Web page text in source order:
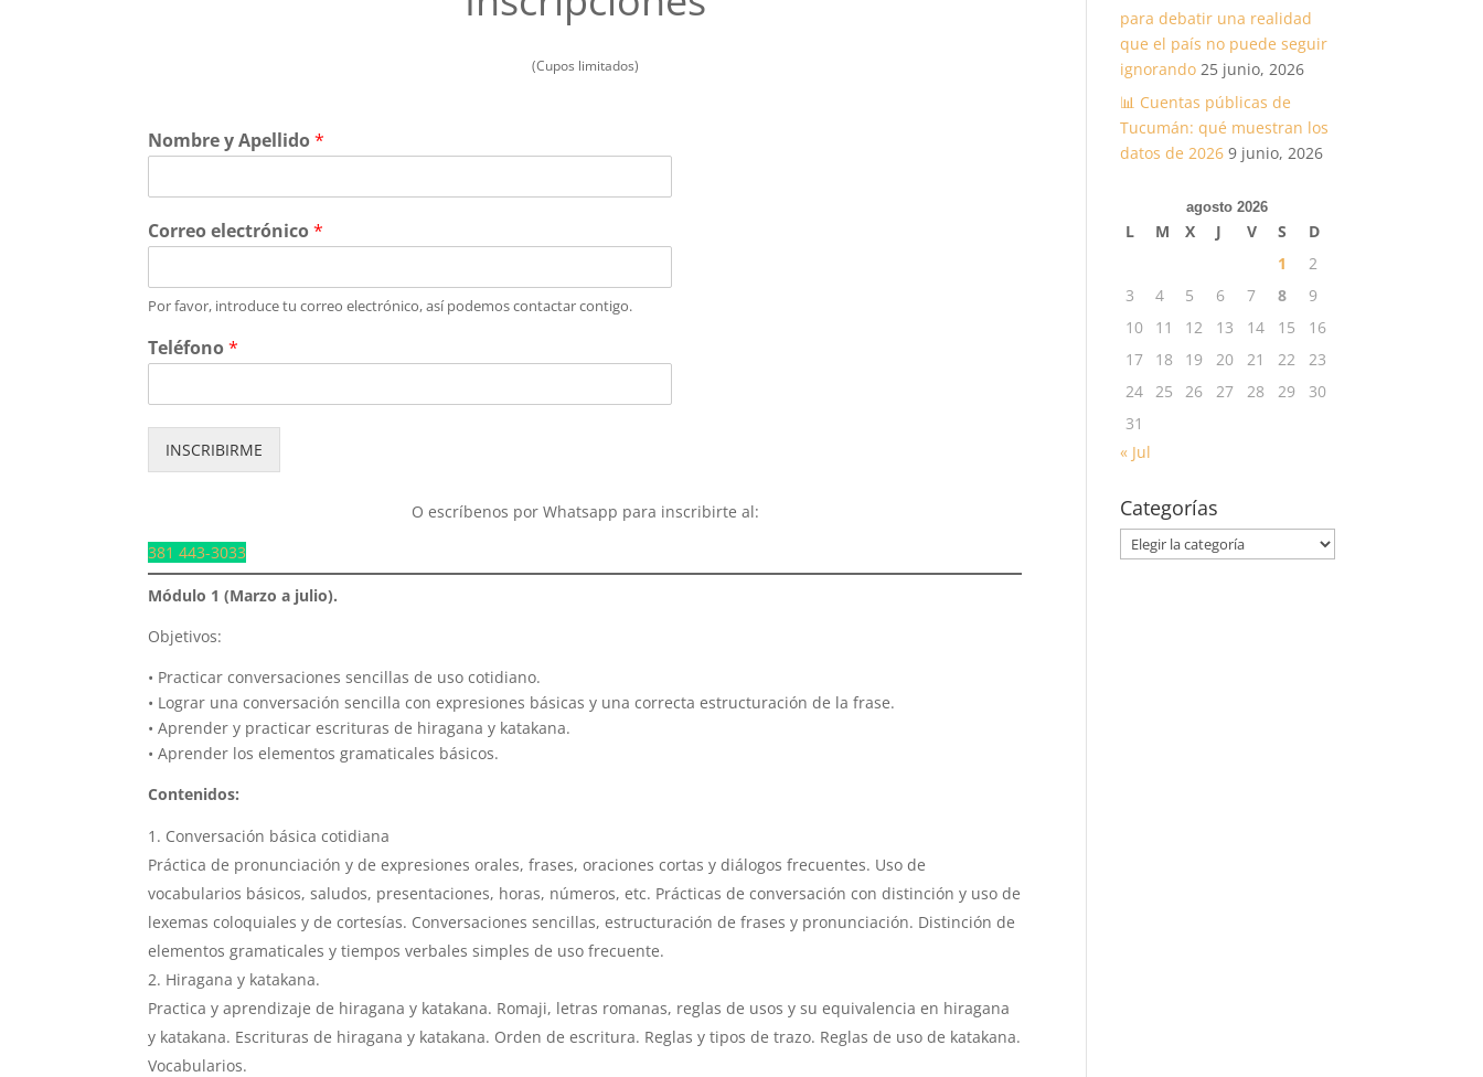
(Cupos limitados)
Nombre y Apellido*
Correo electrónico*
Por favor, introduce tu correo electrónico, así podemos contactar contigo.
Teléfono*
INSCRIBIRME
O escríbenos por Whatsapp para inscribirte al:
381 443-3033
Módulo 1 (Marzo a julio).
Objetivos:
• Practicar conversaciones sencillas de uso cotidiano.
• Lograr una conversación sencilla con expresiones básicas y una correcta estructuración de la frase.
• Aprender y practicar escrituras de hiragana y katakana.
• Aprender los elementos gramaticales básicos.
Contenidos:
Conversación básica cotidiana
Práctica de pronunciación y de expresiones orales, frases, oraciones cortas y diálogos frecuentes. Uso de
vocabularios básicos, saludos, presentaciones, horas, números, etc. Prácticas de conversación con distinción y uso de
lexemas coloquiales y de cortesías. Conversaciones sencillas, estructuración de frases y pronunciación. Distinción de
elementos gramaticales y tiempos verbales simples de uso frecuente.
Hiragana y katakana.
Practica y aprendizaje de hiragana y katakana. Romaji, letras romanas, reglas de usos y su equivalencia en hiragana
y katakana. Escrituras de hiragana y katakana. Orden de escritura. Reglas y tipos de trazo. Reglas de uso de katakana.
Vocabularios.
para debatir una realidad
que el país no puede seguir
ignorando 25 junio, 2026
📊 Cuentas públicas de
Tucumán: qué muestran los
datos de 2026 9 junio, 2026
agosto 2026
L M X J V S
D
1
2
3
4 5 6 7 8
9
10
11 12 13 14 15
16
17
18 19 20 21 22
23
24 25 26 27 28 29
30
31
« Jul
Categorías
Categorías